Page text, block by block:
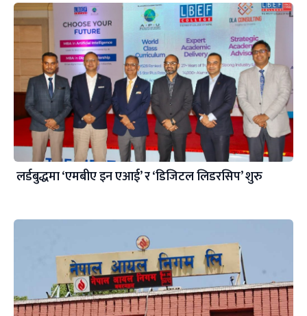
लर्डबुद्धमा ‘एमबीए इन एआई’ र ‘डिजिटल लिडरसिप’ शुरु